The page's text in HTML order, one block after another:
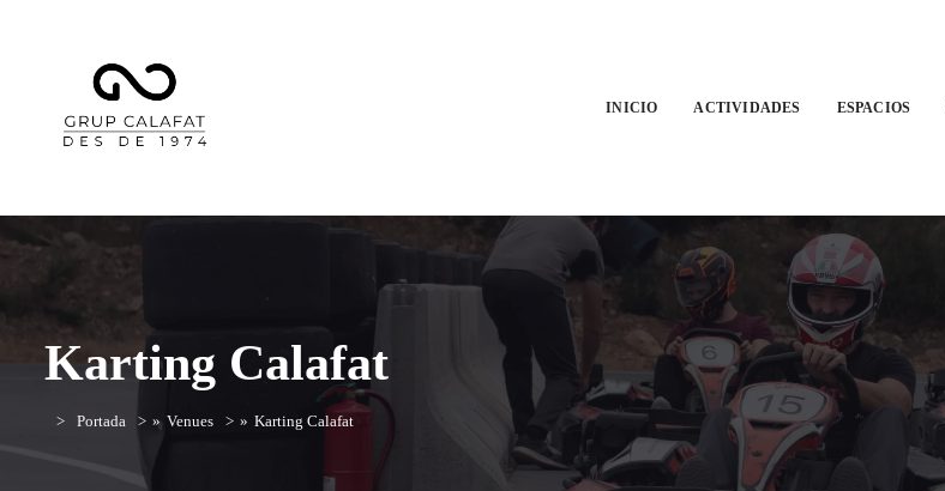
INICIO ACTIVIDADES ESPACIOS
Karting Calafat
Portada » Venues » Karting Calafat